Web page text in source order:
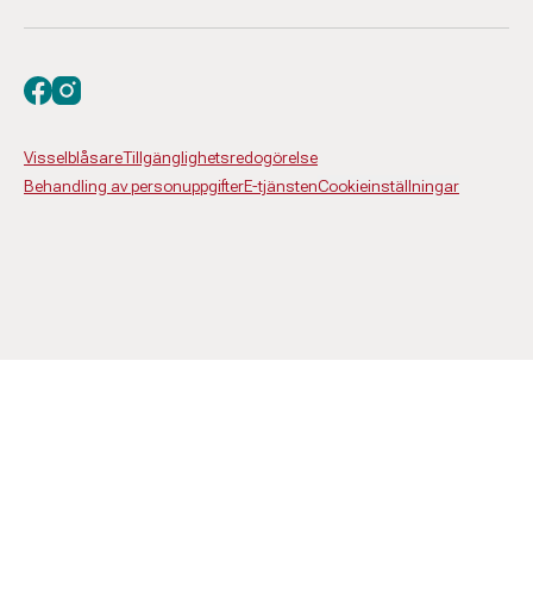
VisselblåsareTillgänglighetsredogörelse
Behandling av personuppgifterE-tjänstenCookieinställningar
Besök oss på facebook
Besök oss på instagram